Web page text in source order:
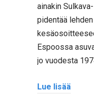
ainakin
pidentää
Espoossa
jo vuodesta
Lue lisää